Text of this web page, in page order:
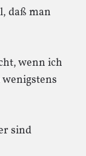
daß man
wenn ich
sind